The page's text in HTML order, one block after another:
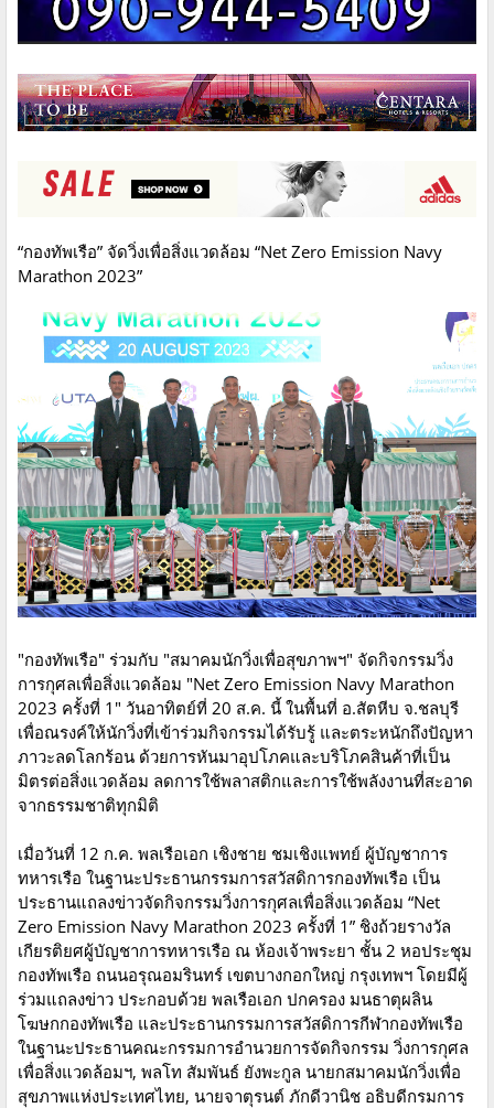
“กองทัพเรือ” จัดวิ่งเพื่อสิ่งแวดล้อม “Net Zero Emission Navy
Marathon 2023”
"กองทัพเรือ" ร่วมกับ "สมาคมนักวิ่งเพื่อสุขภาพฯ" จัดกิจกรรมวิ่ง
การกุศลเพื่อสิ่งแวดล้อม "Net Zero Emission Navy Marathon
2023 ครั้งที่ 1" วันอาทิตย์ที่ 20 ส.ค. นี้ ในพื้นที่ อ.สัตหีบ จ.ชลบุรี
เพื่อณรงค์ให้นักวิ่งที่เข้าร่วมกิจกรรมได้รับรู้ และตระหนักถึงปัญหา
ภาวะลดโลกร้อน ด้วยการหันมาอุปโภคและบริโภคสินค้าที่เป็น
มิตรต่อสิ่งแวดล้อม ลดการใช้พลาสติกและการใช้พลังงานที่สะอาด
จากธรรมชาติทุกมิติ
เมื่อวันที่ 12 ก.ค. พลเรือเอก เชิงชาย ชมเชิงแพทย์ ผู้บัญชาการ
ทหารเรือ ในฐานะประธานกรรมการสวัสดิการกองทัพเรือ เป็น
ประธานแถลงข่าวจัดกิจกรรมวิ่งการกุศลเพื่อสิ่งแวดล้อม “Net
Zero Emission Navy Marathon 2023 ครั้งที่ 1” ชิงถ้วยรางวัล
เกียรติยศผู้บัญชาการทหารเรือ ณ ห้องเจ้าพระยา ชั้น 2 หอประชุม
กองทัพเรือ ถนนอรุณอมรินทร์ เขตบางกอกใหญ่ กรุงเทพฯ โดยมีผู้
ร่วมแถลงข่าว ประกอบด้วย พลเรือเอก ปกครอง มนธาตุผลิน
โฆษกกองทัพเรือ และประธานกรรมการสวัสดิการกีฬากองทัพเรือ
ในฐานะประธานคณะกรรมการอำนวยการจัดกิจกรรม วิ่งการกุศล
เพื่อสิ่งแวดล้อมฯ, พลโท สัมพันธ์ ยังพะกูล นายกสมาคมนักวิ่งเพื่อ
สุขภาพแห่งประเทศไทย, นายจาตุรนต์ ภักดีวานิช อธิบดีกรมการ